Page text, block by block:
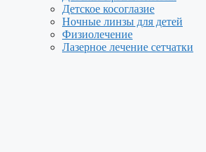
Детское косоглазие
Ночные линзы для детей
Физиолечение
Лазерное лечение сетчатки